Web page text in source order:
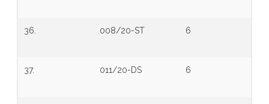
36. 008/20-ST 6
37. 011/20-DS 6